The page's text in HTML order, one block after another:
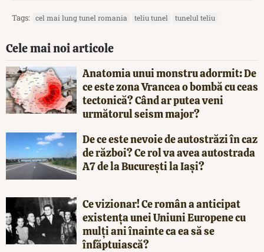
Tags: cel mai lung tunel romania teliu tunel tunelul teliu
Cele mai noi articole
Anatomia unui monstru adormit: De
ce este zona Vrancea o bombă cu ceas
tectonică? Când ar putea veni
următorul seism major?
De ce este nevoie de autostrăzi în caz
de război? Ce rol va avea autostrada
A7 de la București la Iași?
Ce vizionar! Ce român a anticipat
existența unei Uniuni Europene cu
mulți ani înainte ca ea să se
înfăptuiască?